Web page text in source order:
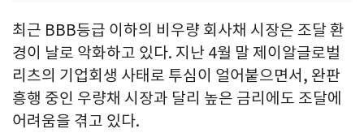
최근 BBB등급 이하의 비우량 회사채 시장은 조달 환
경이 날로 악화하고 있다. 지난 4월 말 제이알글로벌
리츠의 기업회생 사태로 투심이 얼어붙으면서, 완판
흥행 중인 우량채 시장과 달리 높은 금리에도 조달에
어려움을 겪고 있다.